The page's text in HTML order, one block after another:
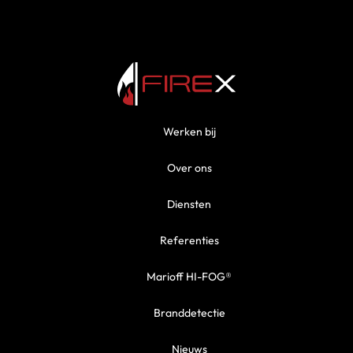
Werken bij
Over ons
Diensten
Referenties
Marioff HI-FOG®
Branddetectie
Nieuws